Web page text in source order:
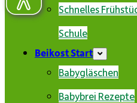
Schnelles
Schule
Beikost Start
Babygläschen
Babybrei Rezepte